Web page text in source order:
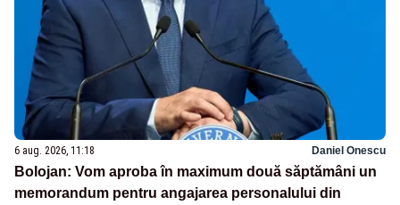
6 aug. 2026, 11:18 Daniel Onescu
Bolojan: Vom aproba în maximum două săptămâni un
memorandum pentru angajarea personalului din